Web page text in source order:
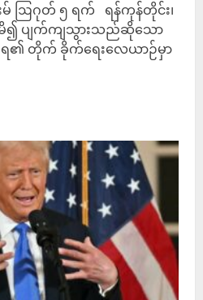
မ် ဩဂုတ် ၅ ရက် ရန်ကုန်တိုင်း၊
ပျက်ကျသွားသည်ဆိုသော
၏ တိုက် ခိုက်ရေးလေယာဉ်မှာ